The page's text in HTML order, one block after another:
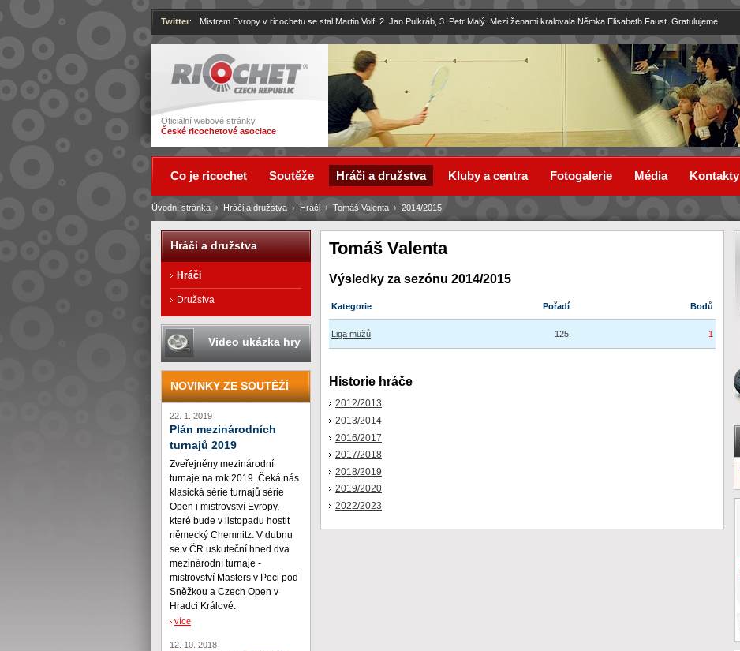
Ricochet
Oficiální webové stránky
České ricochetové asociace
Twitter: Mistrem Evropy v ricochetu se stal Martin Volf. 2. Jan Pulkráb, 3. Petr Malý. Mezi ženami kralovala Němka Elisabeth Faust. Gratulujeme!
Tomáš Valenta
Výsledky za sezónu 2014/2015
Kategorie Pořadí Bodů
Liga mužů 125. 1
Historie hráče
2012/2013
2013/2014
2016/2017
2017/2018
2018/2019
2019/2020
2022/2023
Úvodní stránka › Hráči a družstva › Hráči › Tomáš Valenta › 2014/2015
Co je ricochet Soutěže Hráči a družstva Kluby a centra Fotogalerie Média Kontakty
Hráči a družstva
Hráči
Družstva
Video ukázka hry
NOVINKY ZE SOUTĚŽÍ
22. 1. 2019
Plán mezinárodních
turnajů 2019
Zveřejněny mezinárodní
turnaje na rok 2019. Čeká nás
klasická série turnajů série
Open i mistrovství Evropy,
které bude v listopadu hostit
německý Chemnitz. V dubnu
se v ČR uskuteční hned dva
mezinárodní turnaje -
mistrovství Masters v Peci pod
Sněžkou a Czech Open v
Hradci Králové.
více
12. 10. 2018